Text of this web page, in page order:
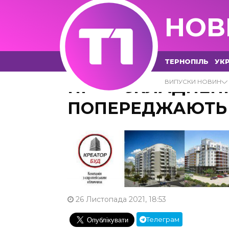
ТЕРНОПІЛЬ
ВИПУСКИ НОВИН
ПРО
ПОПЕРЕДЖАЮТЬ
26 Листопада 2021, 18:53
Телеграм